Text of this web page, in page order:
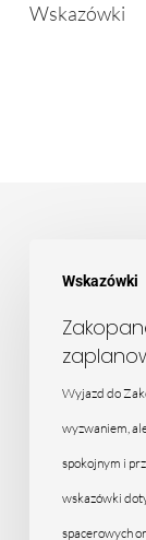
Wskazówki
Wskazówki
niemowlakiem
zaplanować
spokojny
wyjazd
Wyjazd do
wyzwaniem,
spokojnym i
wskazówki
spacerowych